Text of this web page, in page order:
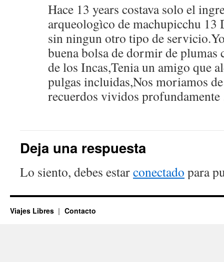
Hace 13 years costava solo el
arqueologìco de machupicchu 13
sin ningun otro tipo de
buena bolsa de dormir de plumas
de los Incas,Tenia un amigo que
pulgas incluidas,Nos moriamos
recuerdos vividos profundamente
Deja una respuesta
Lo siento, debes estarconectado para
Viajes Libres Contacto